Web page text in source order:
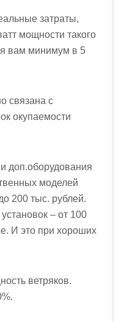
затраты,
мощности такого
вам минимум в 5
связана с
окупаемости
доп.оборудования
моделей
200 тыс. рублей.
– от 100
И это при хороших
ветряков.